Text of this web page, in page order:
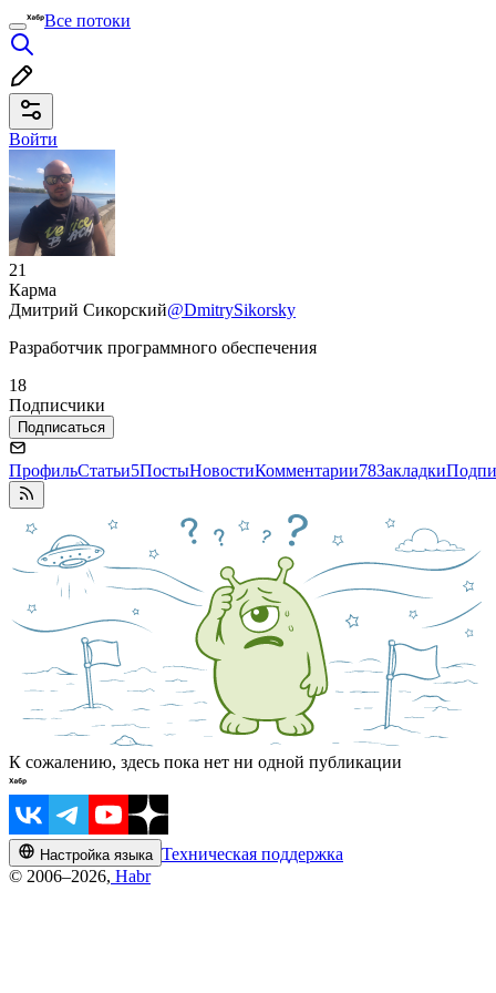
Все потоки
Войти
21
Карма
Дмитрий Сикорский@DmitrySikorsky
Разработчик программного обеспечения
18
Подписчики
Подписаться
ПрофильСтатьи5ПостыНовостиКомментарии78Закладки
К сожалению, здесь пока нет ни одной публикации
Настройка языка Техническая поддержка
© 2006–2026, Habr